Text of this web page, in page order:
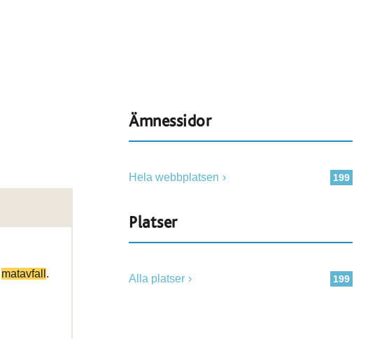
matavfall .
Ämnessidor
199
Hela webbplatsen
Platser
199
Alla platser